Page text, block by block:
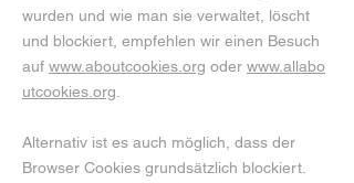
wurden und wie man sie verwaltet, löscht
und blockiert, empfehlen wir einen Besuch
auf www.aboutcookies.org oder www.allabo
utcookies.org
Alternativ ist es auch möglich, dass der
Browser Cookies grundsätzlich blockiert.